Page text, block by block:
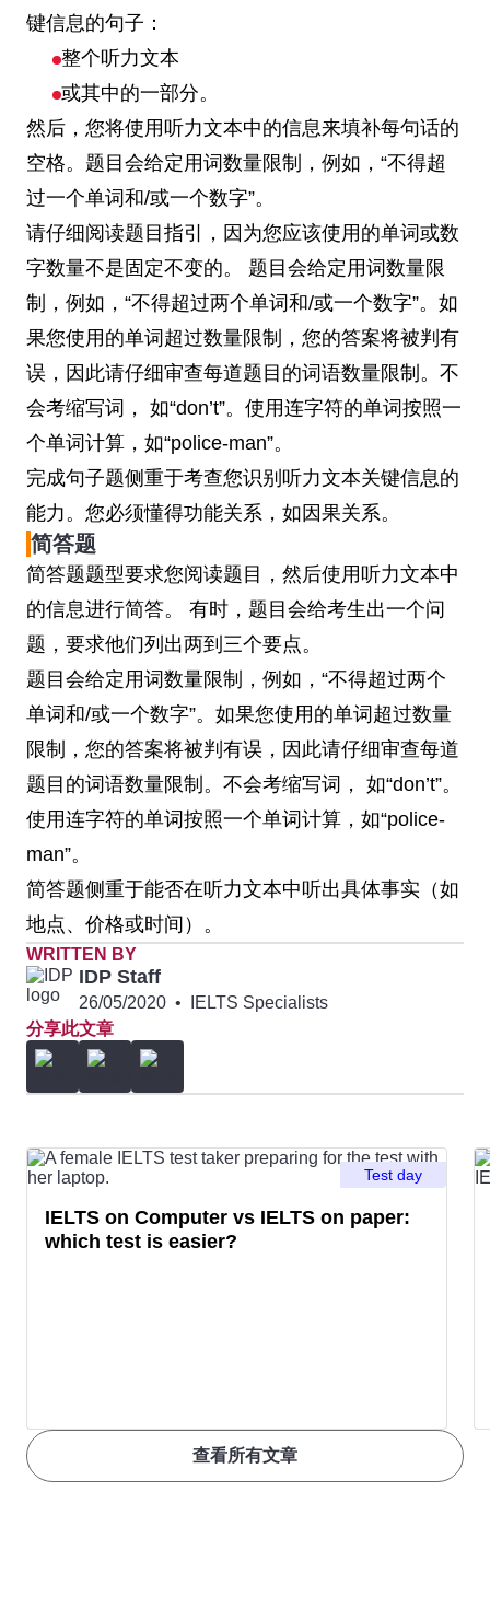
键信息的句子：
整个听力文本
或其中的一部分。
然后，您将使用听力文本中的信息来填补每句话的
空格。题目会给定用词数量限制，例如，“不得超
过一个单词和/或一个数字”。
请仔细阅读题目指引，因为您应该使用的单词或数
字数量不是固定不变的。 题目会给定用词数量限
制，例如，“不得超过两个单词和/或一个数字”。如
果您使用的单词超过数量限制，您的答案将被判有
误，因此请仔细审查每道题目的词语数量限制。不
会考缩写词， 如“don’t”。使用连字符的单词按照一
个单词计算，如“police-man”。
完成句子题侧重于考查您识别听力文本关键信息的
能力。您必须懂得功能关系，如因果关系。
简答题
简答题题型要求您阅读题目，然后使用听力文本中
的信息进行简答。 有时，题目会给考生出一个问
题，要求他们列出两到三个要点。
题目会给定用词数量限制，例如，“不得超过两个
单词和/或一个数字”。如果您使用的单词超过数量
限制，您的答案将被判有误，因此请仔细审查每道
题目的词语数量限制。不会考缩写词， 如“don’t”。
使用连字符的单词按照一个单词计算，如“police-
man”。
简答题侧重于能否在听力文本中听出具体事实（如
地点、价格或时间）。
WRITTEN BY
IDP Staff
26/05/2020 •
IELTS Specialists
分享此文章
查看所有文章
Test day
IELTS on Computer vs IELTS on paper:
which test is easier?